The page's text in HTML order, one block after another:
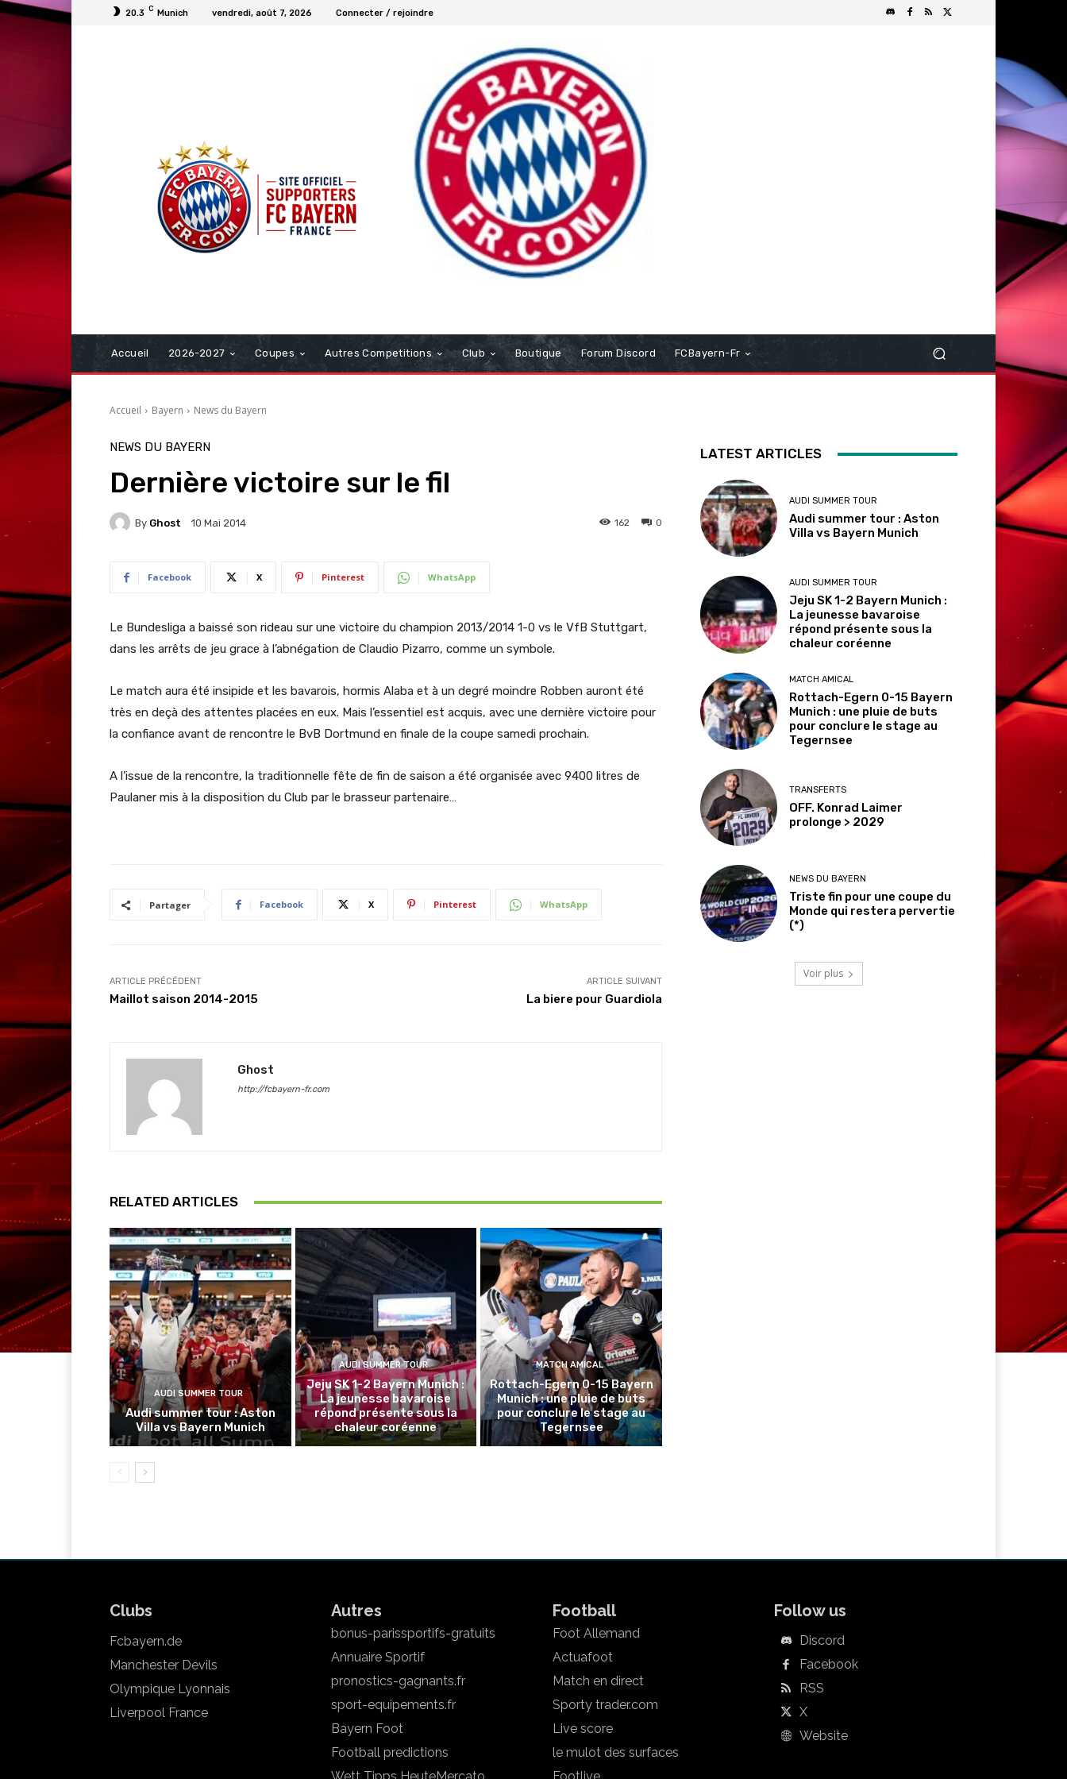
20.3 C Munich vendredi, août 7, 2026 Connecter / rejoindre
Accueil 2026-2027 Coupes Autres Competitions Club Boutique Forum Discord FCBayern-Fr
Accueil Bayern News du Bayern
NEWS DU BAYERN
Dernière victoire sur le fil
By Ghost 10 Mai 2014 0
162
Facebook X Pinterest WhatsApp
Le Bundesliga a baissé son rideau sur une victoire du champion 2013/2014 1-0 vs le VfB Stuttgart,
dans les arrêts de jeu grace à l’abnégation de Claudio Pizarro, comme un symbole.
Le match aura été insipide et les bavarois, hormis Alaba et à un degré moindre Robben auront été
très en deçà des attentes placées en eux. Mais l’essentiel est acquis, avec une dernière victoire pour
la confiance avant de rencontre le BvB Dortmund en finale de la coupe samedi prochain.
A l’issue de la rencontre, la traditionnelle fête de fin de saison a été organisée avec 9400 litres de
Paulaner mis à la disposition du Club par le brasseur partenaire…
Partager Facebook X Pinterest WhatsApp
ARTICLE PRÉCÉDENT
Maillot saison 2014-2015
ARTICLE SUIVANT
La biere pour Guardiola
Ghost
http://fcbayern-fr.com
RELATED ARTICLES
AUDI SUMMER TOUR
Audi summer tour : Aston
Villa vs Bayern Munich
AUDI SUMMER TOUR
Jeju SK 1-2 Bayern Munich :
La jeunesse bavaroise
répond présente sous la
chaleur coréenne
MATCH AMICAL
Rottach-Egern 0-15 Bayern
Munich : une pluie de buts
pour conclure le stage au
Tegernsee
LATEST ARTICLES
AUDI SUMMER TOUR
Audi summer tour : Aston
Villa vs Bayern Munich
AUDI SUMMER TOUR
Jeju SK 1-2 Bayern Munich :
La jeunesse bavaroise
répond présente sous la
chaleur coréenne
MATCH AMICAL
Rottach-Egern 0-15 Bayern
Munich : une pluie de buts
pour conclure le stage au
Tegernsee
TRANSFERTS
OFF. Konrad Laimer
prolonge > 2029
NEWS DU BAYERN
Triste fin pour une coupe du
Monde qui restera pervertie
(*)
Voir plus
Clubs
Fcbayern.de
Manchester Devils
Olympique Lyonnais
Liverpool France
Autres
bonus-parissportifs-gratuits
Annuaire Sportif
pronostics-gagnants.fr
sport-equipements.fr
Bayern Foot
Football predictions
Wett Tipps HeuteMercato
Football
Foot Allemand
Actuafoot
Match en direct
Sporty trader.com
Live score
le mulot des surfaces
Footlive
Follow us
Discord
Facebook
RSS
X
Website